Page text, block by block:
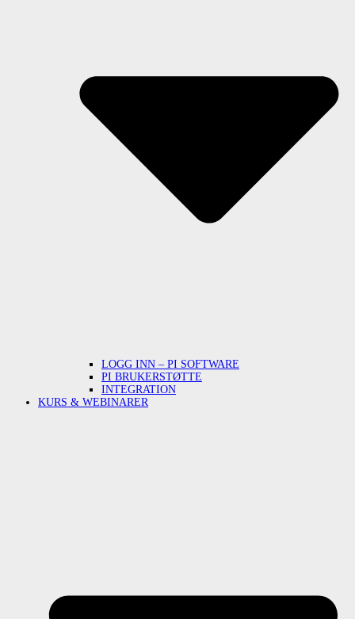
LOGG INN – PI SOFTWARE
PI BRUKERSTØTTE
INTEGRATION
KURS & WEBINARER